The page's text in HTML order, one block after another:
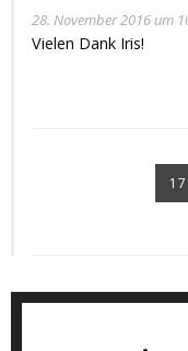
28. November 2016 um
Vielen Dank Iris!